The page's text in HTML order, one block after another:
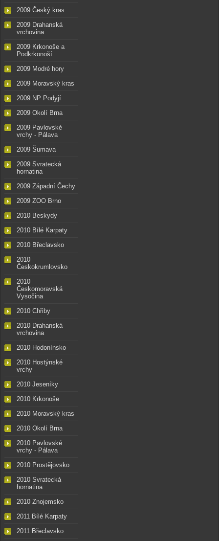
2009 Český kras
2009 Drahanská
vrchovina
2009 Krkonoše a
Podkrkonoší
2009 Modré hory
2009 Moravský kras
2009 NP Podyjí
2009 Okolí Brna
2009 Pavlovské
vrchy - Pálava
2009 Šumava
2009 Svratecká
hornatina
2009 Západní Čechy
2009 ZOO Brno
2010 Beskydy
2010 Bílé Karpaty
2010 Břeclavsko
2010
Českokrumlovsko
2010
Českomoravská
Vysočina
2010 Chřiby
2010 Drahanská
vrchovina
2010 Hodonínsko
2010 Hostýnské
vrchy
2010 Jeseníky
2010 Krkonoše
2010 Moravský kras
2010 Okolí Brna
2010 Pavlovské
vrchy - Pálava
2010 Prostějovsko
2010 Svratecká
hornatina
2010 Znojemsko
2011 Bílé Karpaty
2011 Břeclavsko